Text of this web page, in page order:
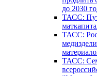
до 2030
ТАСС:
ТАСС:
ТАСС: